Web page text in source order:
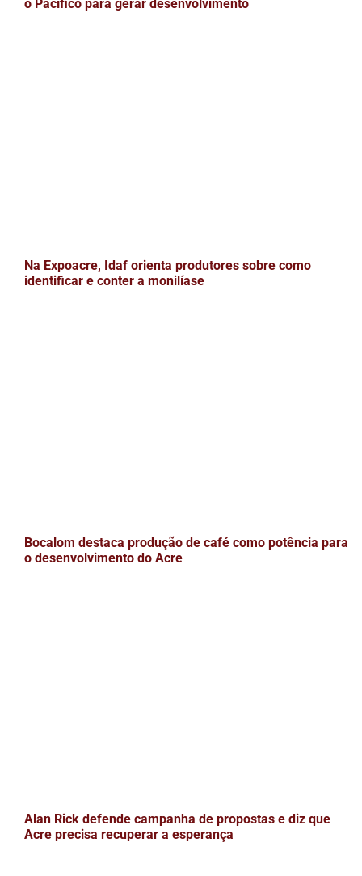
o Pacífico para gerar desenvolvimento
Na Expoacre, Idaf orienta produtores sobre como
identificar e conter a monilíase
Bocalom destaca produção de café como potência para
o desenvolvimento do Acre
Alan Rick defende campanha de propostas e diz que
Acre precisa recuperar a esperança